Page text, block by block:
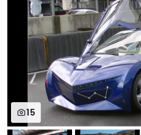
15